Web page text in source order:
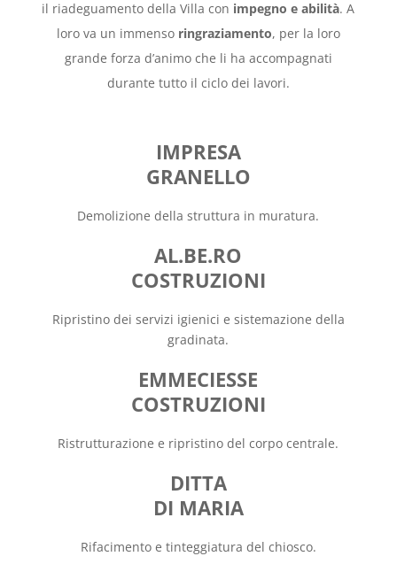
il riadeguamento della Villa con impegno e abilità. A
loro va un immenso ringraziamento, per la loro
grande forza d’animo che li ha accompagnati
durante tutto il ciclo dei lavori.
IMPRESA
GRANELLO
Demolizione della struttura in muratura.
AL.BE.RO
COSTRUZIONI
Ripristino dei servizi igienici e sistemazione della
gradinata.
EMMECIESSE
COSTRUZIONI
Ristrutturazione e ripristino del corpo centrale.
DITTA
DI MARIA
Rifacimento e tinteggiatura del chiosco.